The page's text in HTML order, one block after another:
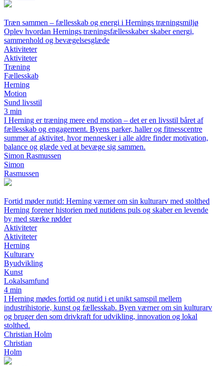
Træn sammen – fællesskab og energi i Hernings træningsmiljø
Oplev hvordan Hernings træningsfællesskaber skaber energi,
sammenhold og bevægelsesglæde
Aktiviteter
Aktiviteter
Træning
Fællesskab
Herning
Motion
Sund livsstil
3 min
I Herning er træning mere end motion – det er en livsstil båret af
fællesskab og engagement. Byens parker, haller og fitnesscentre
summer af aktivitet, hvor mennesker i alle aldre finder motivation,
balance og glæde ved at bevæge sig sammen.
Simon Rasmussen
Simon
Rasmussen
Fortid møder nutid: Herning værner om sin kulturarv med stolthed
Herning forener historien med nutidens puls og skaber en levende
by med stærke rødder
Aktiviteter
Aktiviteter
Herning
Kulturarv
Byudvikling
Kunst
Lokalsamfund
4 min
I Herning mødes fortid og nutid i et unikt samspil mellem
industrihistorie, kunst og fællesskab. Byen værner om sin kulturarv
og bruger den som drivkraft for udvikling, innovation og lokal
stolthed.
Christian Holm
Christian
Holm